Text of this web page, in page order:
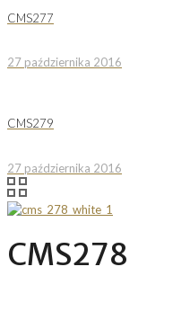
CMS277
27 października 2016
CMS279
27 października 2016
CMS278